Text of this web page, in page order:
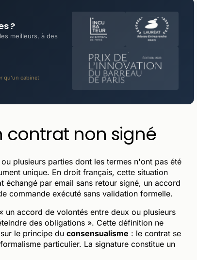
?
meilleurs, à des
qu'un cabinet
contrat non signé
plusieurs parties dont les termes n'ont pas été
unique. En droit français, cette situation
par email sans retour signé, un accord
commande exécuté sans validation formelle.
un accord de volontés entre deux ou plusieurs
des obligations ». Cette définition ne
le principe du consensualisme : le contrat se
particulier. La signature constitue un